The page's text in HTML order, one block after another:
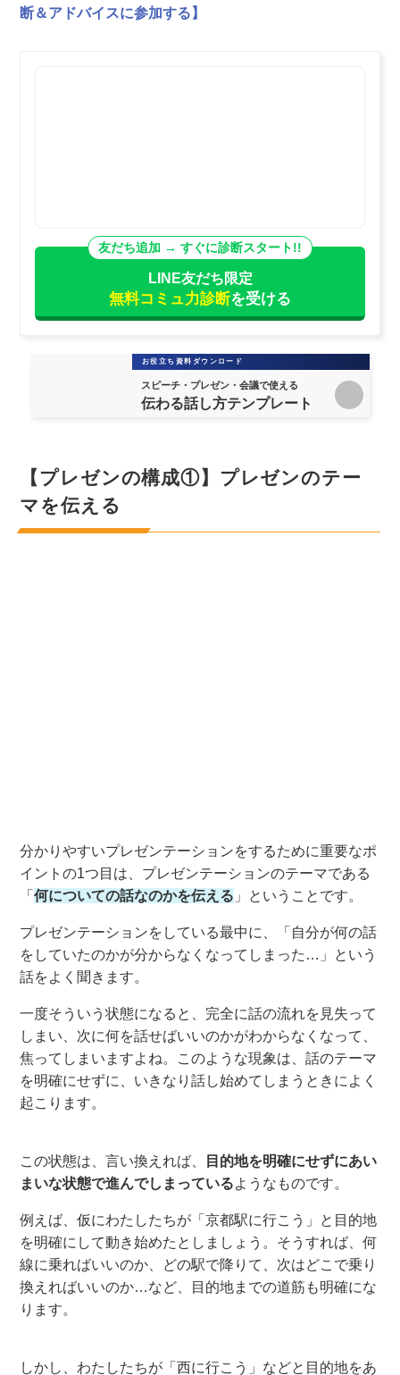
断＆アドバイスに参加する】
LINE友だち限定
無料コミュ力診断を受ける
お役立ち資料ダウンロード
スピーチ・プレゼン・会議で使える
伝わる話し方テンプレート
【プレゼンの構成①】プレゼンのテー
マを伝える
分かりやすいプレゼンテーションをするために重要なポ
イントの1つ目 は、プレゼンテーションのテーマである
「何についての話なのかを伝える 」 という ことです。
プレゼンテーションをしている最中に、 「 自分が何の話
をしていたのかが分からなく なってしまった… 」 という
話をよく聞きます。
一度そういう状態になると、 完全に話の流れを見失って
しま い、次に何を話せばいいのかがわからなくなって、
焦ってしまいますよね。 このような現象は、話のテーマ
を明確にせずに
いきなり話し始めて しまう と きによく
起こります。
この状態は、言い換えれば、
目的地を明確にせずにあい
まいな状態で進んでしまっているようなものです。
例えば、仮にわたしたちが「京都駅に行こう 」 と目的地
を明確にして動き始めたとしましょう。 そうすれば 、何
線に乗ればいいのか、どの駅で降りて、 次はどこで乗り
換え ればいいのか…など、目的地までの道筋も明確にな
ります。
しかし、 わたしたちが「西に行こう」 などと目的地をあ